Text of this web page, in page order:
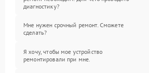
диагностику?
Мне нужен срочный ремонт. Сможете
сделать?
Я хочу, чтобы мое устройство
ремонтировали при мне.